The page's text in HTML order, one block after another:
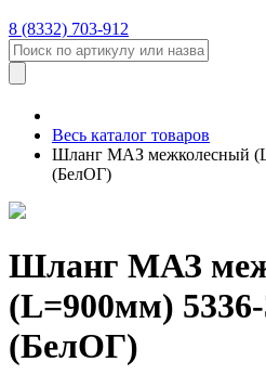
8 (8332) 703-912
Весь каталог товаров
Шланг МАЗ межколесный
(БелОГ)
Шланг МАЗ
(L=900мм) 5336-
(БелОГ)